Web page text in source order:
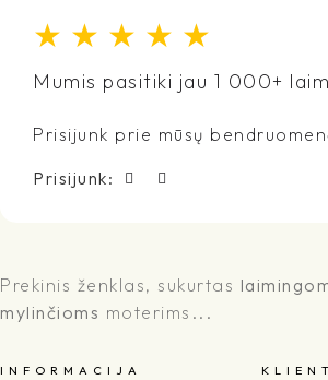
★ ★ ★ ★ ★
Mumis pasitiki jau 1 000+
Prisijunk prie mūsų
Prisijunk:
Prekinis ženklas, sukurtas
mylinčioms moterims...
I N F O R M A C I J A K L I E N